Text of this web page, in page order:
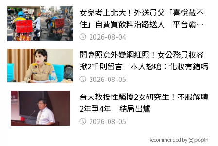
女兒考上北大！外送員父「喜悅藏不
住」自費買飲料沿路送人 平台霸氣
幫付學費
2026-08-04
開會照意外變網紅照！女公務員妝容
掀2千則留言 本人怒嗆：化妝有錯嗎
2026-08-05
台大教授性騷擾2女研究生！不服解聘
2年爭4年 結局出爐
2026-08-05
Recommended by